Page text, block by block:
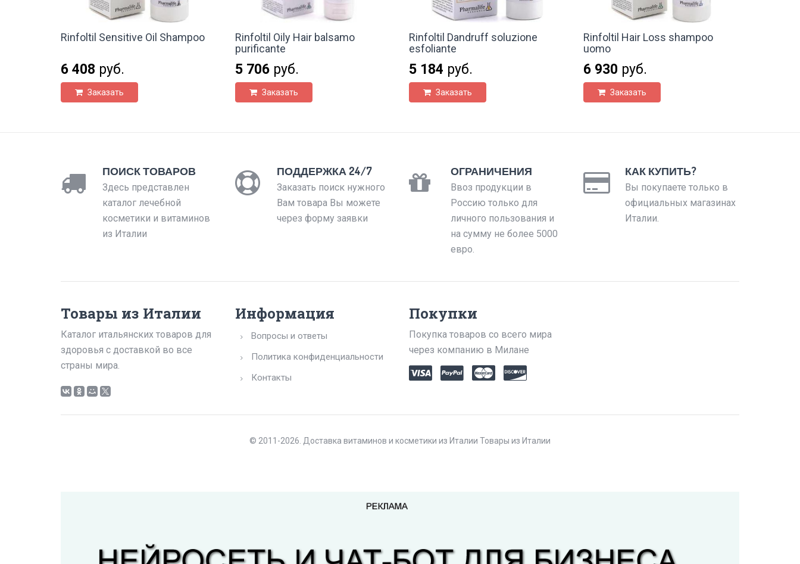
Rinfoltil Sensitive Oil Shampoo
6 408 руб.
Заказать
Rinfoltil Oily Hair balsamo
purificante
5 706руб.
Заказать
Rinfoltil Dandruff soluzione
esfoliante
5 184 руб.
Заказать
Rinfoltil Hair Loss shampoo
uomo
6 930 руб.
Заказать
ПОИСК ТОВАРОВ
Здесь представлен
каталог лечебной
косметики и витаминов
из Италии
ПОДДЕРЖКА 24/7
Заказать поиск нужного
Вам товара Вы можете
через форму заявки
ОГРАНИЧЕНИЯ
Ввоз продукции в
Россию только для
личного пользования и
на сумму не более 5000
евро.
КАК КУПИТЬ?
Вы покупаете только в
официальных магазинах
Италии.
Товары из Италии
Каталог итальянских товаров для
здоровья с доставкой во все
страны мира.
Информация
Вопросы и ответы
Политика конфиденциальности
Контакты
Покупки
Покупка товаров со всего мира
через компанию в Милане
© 2011-2026. Доставка витаминов и косметики из Италии Товары из Италии